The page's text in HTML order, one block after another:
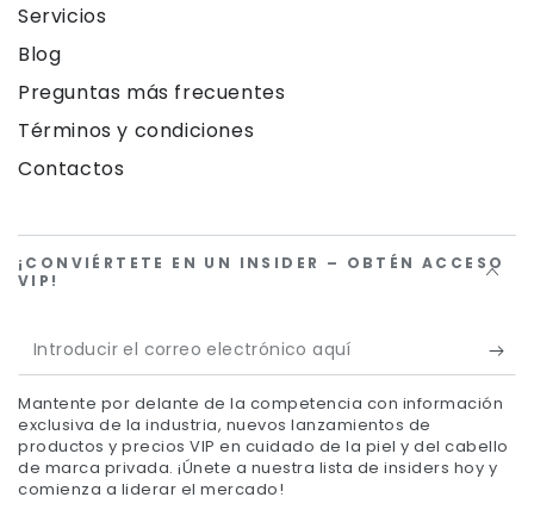
Servicios
Blog
Preguntas más frecuentes
Términos y condiciones
Contactos
¡CONVIÉRTETE EN UN INSIDER – OBTÉN ACCESO
VIP!
Introducir
el
correo
electrónico
aquí
Mantente por delante de la competencia con información
exclusiva de la industria, nuevos lanzamientos de
productos y precios VIP en cuidado de la piel y del cabello
de marca privada. ¡Únete a nuestra lista de insiders hoy y
comienza a liderar el mercado!